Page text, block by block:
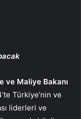
ve Maliye Bakanı
Türkiye’nin ve
liderleri ve